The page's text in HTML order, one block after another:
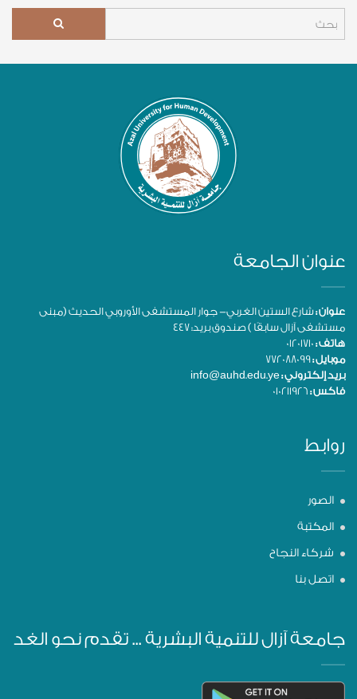
عنوان الجامعة
عنوان :شارع الستين الغربي- جوار المستشفى الأوروبي الحديث (مبنى
مستشفى آزال سابقًا ) صندوق بريد: 447
هاتف :
موبايل :
بريد إلكتروني :
فاكس :
روابط
الصور
المكتبة
شركاء النجاح
اتصل بنا
جامعة آزال للتنمية البشرية ... تقدم نحو الغد